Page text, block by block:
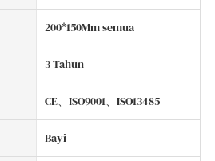
200*150Mm semua
3 Tahun
CE、ISO9001、ISO13485
Bayi